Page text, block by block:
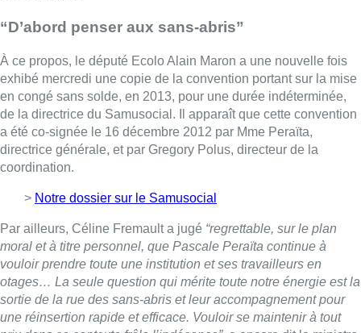
moral et à titre personnel, que Pascale Peraïta continue à
otages… La seule question qui mérite toute notre énergie est la
sortie de la rue des sans-abris et leur accompagnement pour
une réinsertion rapide et efficace. Vouloir se maintenir à tout
prix dans ce contexte frôle l’indécence”, a encore dit la ministre.
(avec Belga)
Reportage de
Lire aussi :
Une personne blessée après une
chute de dix mètres dans le centre
de Bruxelles